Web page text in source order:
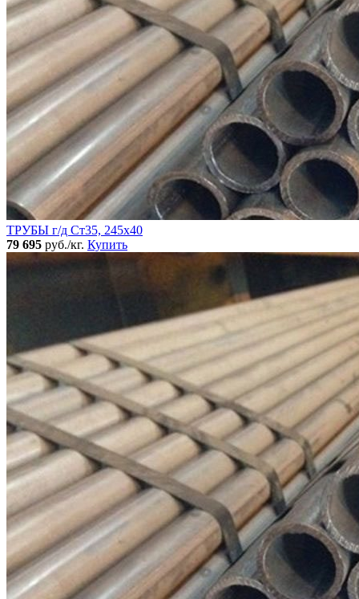
ТРУБЫ г/д Ст35, 245х40
79 695 руб./кг. Купить